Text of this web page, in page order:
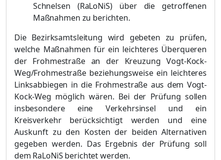
Schnelsen (RaLoNiS) über die getroffenen
Maßnahmen zu berichten.
Die Bezirksamtsleitung wird gebeten zu prüfen,
welche Maßnahmen für ein leichteres Überqueren
der Frohmestraße an der Kreuzung Vogt-Kock-
Weg/Frohmestraße beziehungsweise ein leichteres
Linksabbiegen in die Frohmestraße aus dem Vogt-
Kock-Weg möglich wären. Bei der Prüfung sollen
insbesondere eine Verkehrsinsel und ein
Kreisverkehr berücksichtigt werden und eine
Auskunft zu den Kosten der beiden Alternativen
gegeben werden. Das Ergebnis der Prüfung soll
dem RaLoNiS berichtet werden.